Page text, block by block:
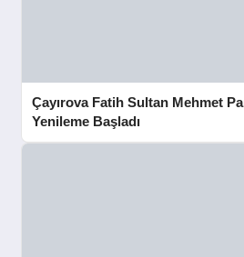
Çayırova Fatih Sultan Mehmet
Yenileme Başladı